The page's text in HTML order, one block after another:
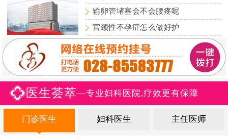
输卵管堵塞会不会腰疼呢
宫颈性不孕症怎么做好护
医生荟萃—专业妇科医院,疗效更有保障
门诊医生 妇科医生 主任医师